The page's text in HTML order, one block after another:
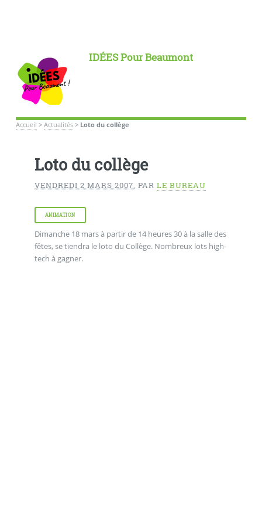
IDÉES Pour Beaumont
Accueil > Actualités> Loto du collège
Loto du collège
VENDREDI 2 MARS 2007, PAR LE BUREAU
ANIMATION
Dimanche 18 mars à partir de 14 heures 30 à la salle des
fêtes, se tiendra le loto du Collège. Nombreux lots high-
tech à gagner.